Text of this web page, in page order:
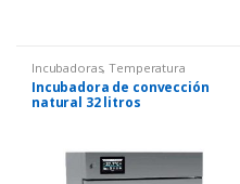
Incubadoras,Temperatura
Incubadora de convección
natural 32 litros